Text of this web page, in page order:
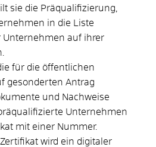
sie die Präqualifizierung,
in die Liste
Unternehmen auf ihrer
für die öffentlichen
gesonderten Antrag
und Nachweise
Unternehmen
mit einer Nummer.
wird ein digitaler